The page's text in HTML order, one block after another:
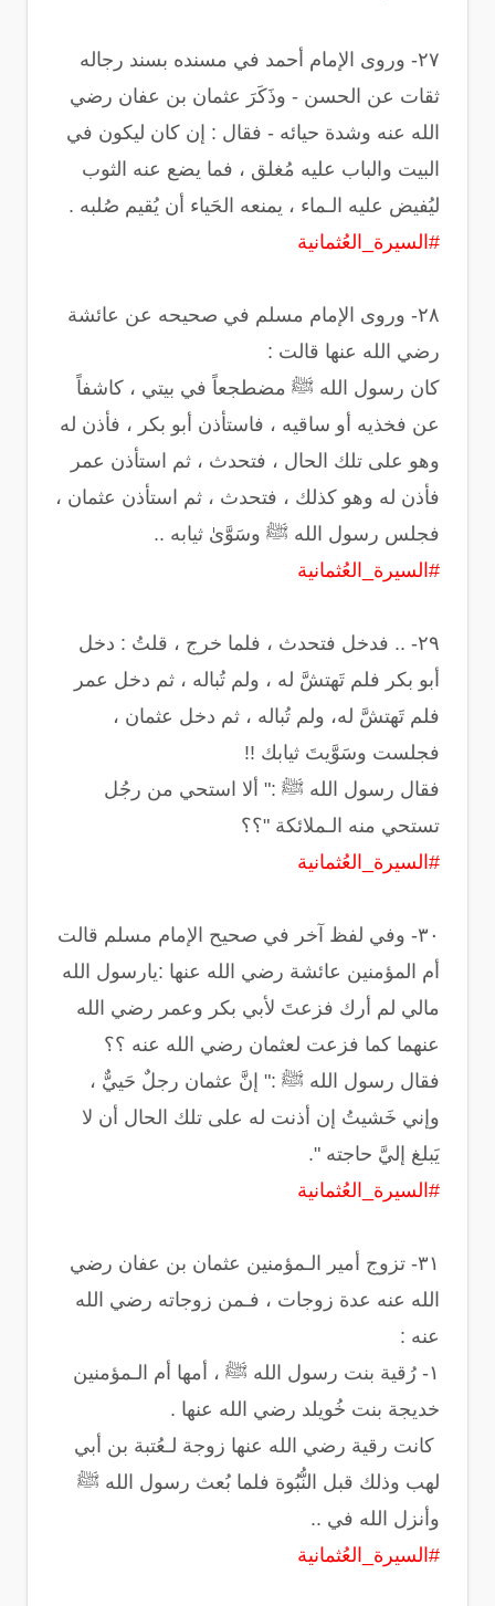
‏٢٧- وروى الإمام أحمد في مسنده بسند رجاله
ثقات عن الحسن - وذَكَرَ عثمان بن عفان رضي
الله عنه وشدة حيائه - فقال : إن كان ليكون في
البيت والباب عليه مُغلق ، فما يضع عنه الثوب
ليُفيض عليه الـماء ، يمنعه الحَياء أن يُقيم صُلبه .
#السيرة_العُثمانية
‏٢٨- وروى الإمام مسلم في صحيحه عن عائشة
رضي الله عنها قالت :
‏كان رسول الله ﷺ مضطجعاً في بيتي ، كاشفاً
عن فخذيه أو ساقيه ، فاستأذن أبو بكر ، فأذن له
وهو على تلك الحال ، فتحدث ، ثم استأذن عمر
فأذن له وهو كذلك ، فتحدث ، ثم استأذن عثمان ،
فجلس رسول الله ﷺ وسَوَّىٰ ثيابه ..
#السيرة_العُثمانية
‏٢٩- .. فدخل فتحدث ، فلما خرج ، قلتُ : دخل
أبو بكر فلم تَهتشَّ له ، ولم تُباله ، ثم دخل عمر
فلم تَهتشَّ له، ولم تُباله ، ثم دخل عثمان ،
فجلست وسَوَّيتَ ثيابك !!
‏فقال رسول الله ﷺ :‏" ألا استحي من رجُل
تستحي منه الـملائكة "؟؟
#السيرة_العُثمانية
‏٣٠- وفي لفظ آخر في صحيح الإمام مسلم قالت
أم المؤمنين عائشة رضي الله عنها :‏يارسول الله
مالي لم أرك فزعتَ لأبي بكر وعمر رضي الله
عنهما كما فزعت لعثمان رضي الله عنه ؟؟
‏فقال رسول الله ﷺ :‏" إنَّ عثمان رجلٌ حَييٌّ ،
وإني خَشيتُ إن أذنت له على تلك الحال أن لا
يَبلغ إليَّ حاجته ".
#السيرة_العُثمانية
‏٣١- تزوج أمير الـمؤمنين عثمان بن عفان رضي
الله عنه عدة زوجات ، فـمن زوجاته رضي الله
عنه :
‏١- رُقية بنت رسول الله ﷺ ، أمها أم الـمؤمنين
خديجة بنت خُويلد رضي الله عنها .
‏ كانت رقية رضي الله عنها زوجة لـعُتبة بن أبي
لهب وذلك قبل النُّبُوة فلما بُعث رسول الله ﷺ
وأنزل الله في ..
#السيرة_العُثمانية